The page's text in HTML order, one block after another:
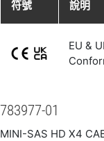
符號 說明
EU &
783977-01
MINI-SAS HD X4